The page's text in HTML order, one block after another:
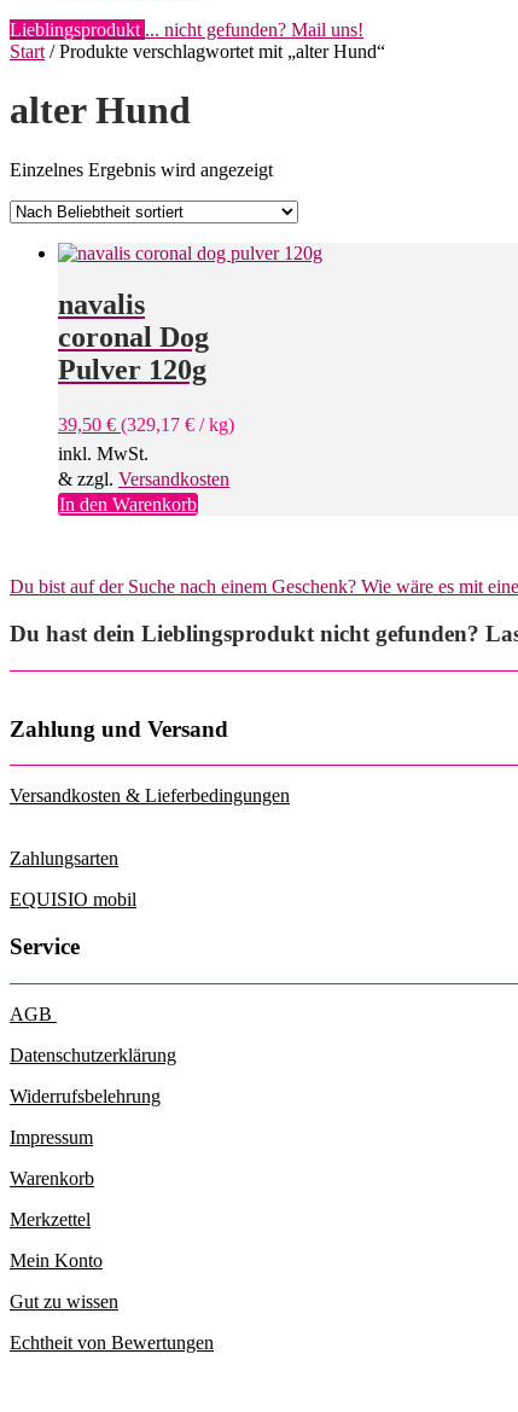
Lieblingsprodukt ... nicht gefunden? Mail uns!
Start / Produkte verschlagwortet mit „alter Hund“
alter Hund
Einzelnes Ergebnis wird angezeigt
navalis
coronal Dog
Pulver 120g
39,50 € (329,17 € /kg)
inkl. MwSt.
& zzgl. Versandkosten
In den Warenkorb
Du bist auf der Suche nach einem Geschenk? Wie wäre es mit
Du hast dein Lieblingsprodukt nicht gefunden?
Zahlung und Versand
Versandkosten & Lieferbedingungen
Zahlungsarten
EQUISIO mobil
Service
AGB
Datenschutzerklärung
Widerrufsbelehrung
Impressum
Warenkorb
Merkzettel
Mein Konto
Gut zu wissen
Echtheit von Bewertungen